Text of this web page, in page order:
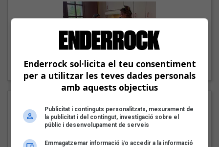
Carmen y María
Enderrock sol·licita el teu consentiment
per a utilitzar les teves dades personals
amb aquests objectius
Publicitat i continguts personalitzats, mesurament de
la publicitat i del contingut, investigació sobre el
públic i desenvolupament de serveis
Emmagatzemar informació i/o accedir a la informació